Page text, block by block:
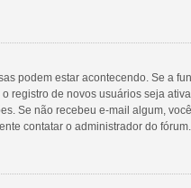
podem estar acontecendo. Se a
de novos usuários seja
Se não recebeu e-mail algum,
contatar o administrador do fórum.